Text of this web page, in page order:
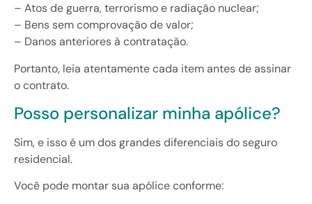
– Atos de guerra, terrorismo e radiação nuclear;
– Bens sem comprovação de valor;
– Danos anteriores à contratação.
Portanto, leia atentamente cada item antes de assinar
o contrato.
Posso personalizar minha apólice?
Sim, e isso é um dos grandes diferenciais do seguro
residencial.
Você pode montar sua apólice conforme: